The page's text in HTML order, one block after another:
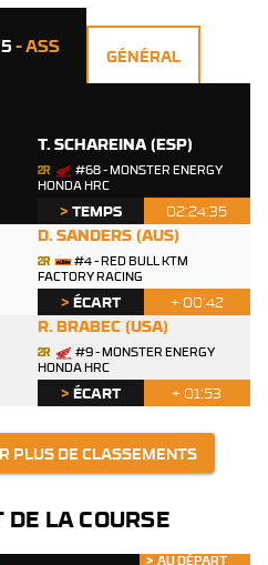
- ASS GÉNÉRAL
T. SCHAREINA(ESP)
#68 - MONSTER ENERGY
HONDA HRC
> TEMPS 02:24:35
D. SANDERS(AUS)
#4 - RED BULL KTM
FACTORY RACING
> ÉCART + 00:42
R. BRABEC(USA)
#9 - MONSTER ENERGY
HONDA HRC
> ÉCART + 01:53
PLUS DE CLASSEMENTS
DE LA COURSE
AU DÉPART